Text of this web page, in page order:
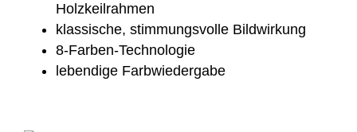
Holzkeilrahmen
klassische, stimmungsvolle Bildwirkung
8-Farben-Technologie
lebendige Farbwiedergabe